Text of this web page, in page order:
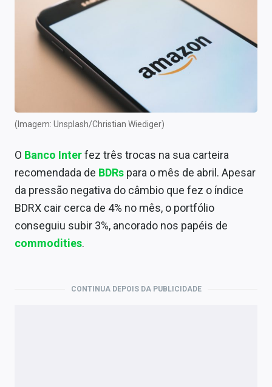
Comprar ou vender?
Carteiras Recomendadas
Central de Dividendos
Central de Fundos Imobiliários
Central dos IPOs
Finanças Pessoais
Mercados
Economia
Empresas
(Imagem: Unsplash/Christian Wiediger)
O Banco Interfez três trocas na sua carteira
recomendada de BDRs para o mês de abril. Apesar
da pressão negativa do câmbio que fez o índice
BDRX cair cerca de 4% no mês, o portfólio
conseguiu subir 3%, ancorado nos papéis de
commodities.
CONTINUA DEPOIS DA PUBLICIDADE